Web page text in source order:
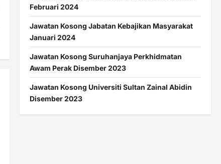
Februari 2024
Jawatan Kosong Jabatan Kebajikan Masyarakat
Januari 2024
Jawatan Kosong Suruhanjaya Perkhidmatan
Awam Perak Disember 2023
Jawatan Kosong Universiti Sultan Zainal Abidin
Disember 2023